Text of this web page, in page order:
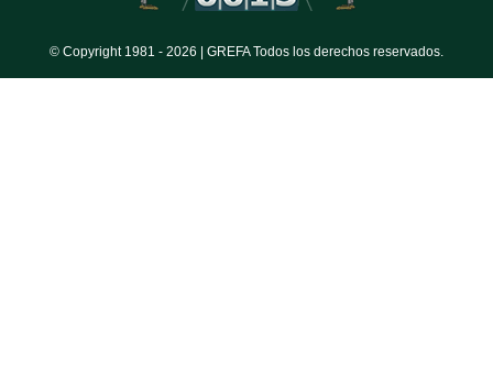
© Copyright 1981 - 2026 | GREFA Todos los derechos reservados.